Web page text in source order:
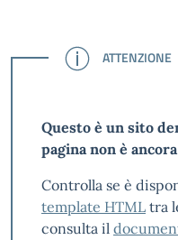
ATTENZIONE
ATTENZIONE
Questo è un sito
pagina non è
Controlla se è
template HTML tra
consulta il